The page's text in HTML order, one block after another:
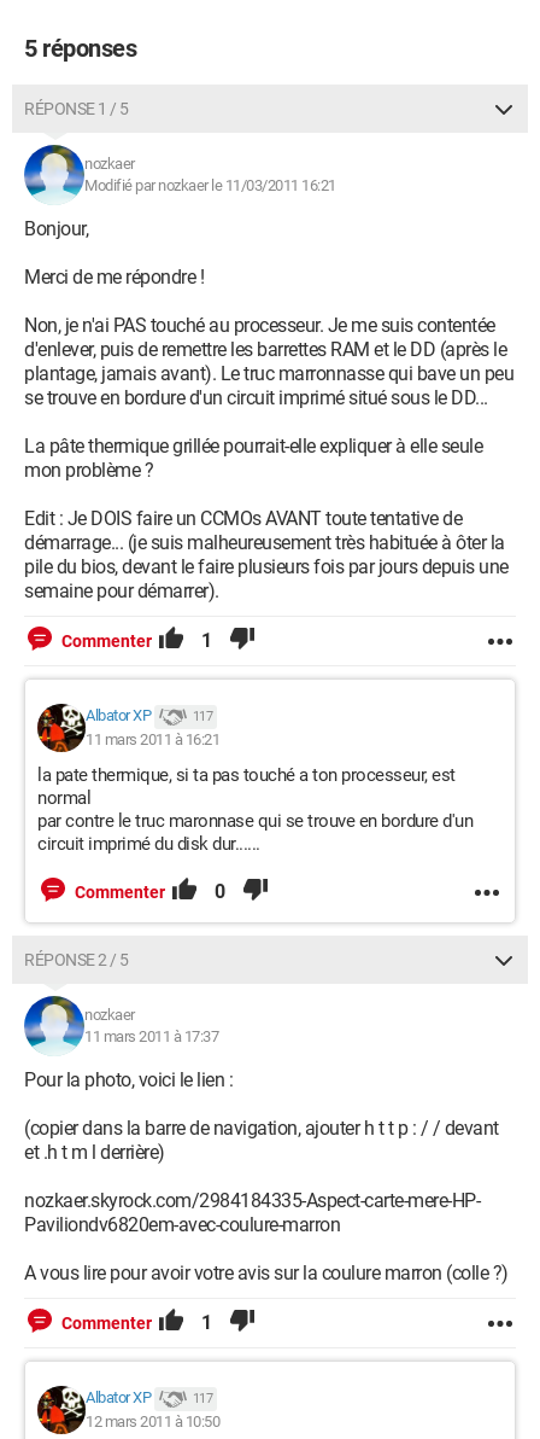
5 réponses
RÉPONSE 1 / 5
nozkaer
Modifié par nozkaer le 11/03/2011 16:21
Bonjour,
Merci de me répondre !
Non, je n'ai PAS touché au processeur. Je me suis contentée
d'enlever, puis de remettre les barrettes RAM et le DD (après le
plantage, jamais avant). Le truc marronnasse qui bave un peu
se trouve en bordure d'un circuit imprimé situé sous le DD...
La pâte thermique grillée pourrait-elle expliquer à elle seule
mon problème ?
Edit : Je DOIS faire un CCMOs AVANT toute tentative de
démarrage... (je suis malheureusement très habituée à ôter la
pile du bios, devant le faire plusieurs fois par jours depuis une
semaine pour démarrer).
Commenter 1
Albator XP 117
11 mars 2011 à 16:21
la pate thermique, si ta pas touché a ton processeur, est
normal
par contre le truc maronnase qui se trouve en bordure d'un
circuit imprimé du disk dur......
Commenter 0
RÉPONSE 2 / 5
nozkaer
11 mars 2011 à 17:37
Pour la photo, voici le lien :
(copier dans la barre de navigation, ajouter h t t p : / / devant
et .h t m l derrière)
nozkaer.skyrock.com/2984184335-Aspect-carte-mere-HP-
Paviliondv6820em-avec-coulure-marron
A vous lire pour avoir votre avis sur la coulure marron (colle ?)
Commenter 1
Albator XP 117
12 mars 2011 à 10:50